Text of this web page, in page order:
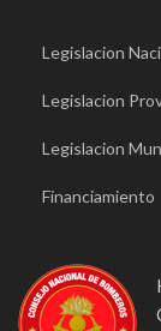
Legislacion
Legislacion
Legislacion
Financiamiento